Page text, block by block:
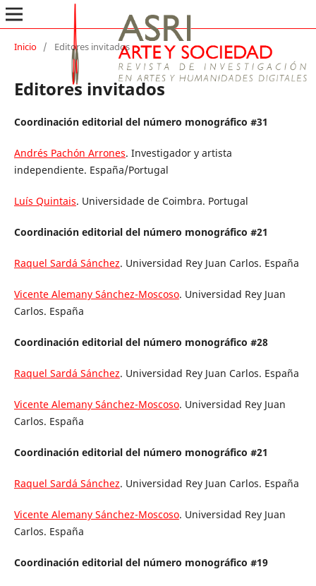
Inicio / Editores invitados
Editores invitados
Coordinación editorial del número monográfico #31
Andrés Pachón Arrones. Investigador y artista
independiente. España/Portugal
Luís Quintais. Universidade de Coimbra. Portugal
Coordinación editorial del número monográfico #21
Raquel Sardá Sánchez. Universidad Rey Juan Carlos. España
Vicente Alemany Sánchez-Moscoso. Universidad Rey Juan
Carlos. España
Coordinación editorial del número monográfico #28
Raquel Sardá Sánchez. Universidad Rey Juan Carlos. España
Vicente Alemany Sánchez-Moscoso. Universidad Rey Juan
Carlos. España
Coordinación editorial del número monográfico #21
Raquel Sardá Sánchez. Universidad Rey Juan Carlos. España
Vicente Alemany Sánchez-Moscoso. Universidad Rey Juan
Carlos. España
Coordinación editorial del número monográfico #19